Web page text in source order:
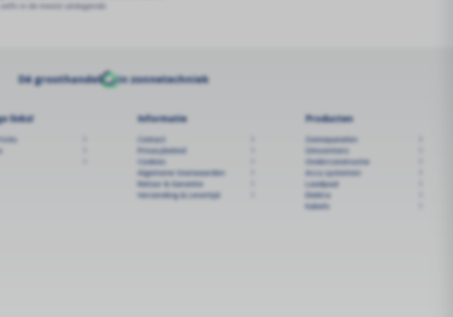
in de meest uitdagende
Dé groothandel in zonnetechniek
links! Informatie
Contact
Privacybeleid
Cookies
Algemene Voorwaarden
Retour & Garantie
Verzending & Levertijd
Producten
Zonnepanelen
Omvormers
Onderconstructie
Accu systemen
Laadpaal
Elektra
Kabels